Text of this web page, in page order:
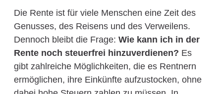
Die Rente ist für viele Menschen eine Zeit des
Genusses, des Reisens und des Verweilens.
Dennoch bleibt die Frage: Wie kann ich in der
Rente noch steuerfrei hinzuverdienen? Es
gibt zahlreiche Möglichkeiten, die es Rentnern
ermöglichen, ihre Einkünfte aufzustocken, ohne